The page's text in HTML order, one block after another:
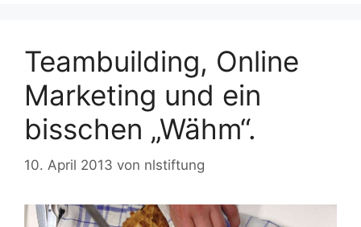
Teambuilding, Online
Marketing und ein
bisschen „Wähm“.
10. April 2013 von nlstiftung